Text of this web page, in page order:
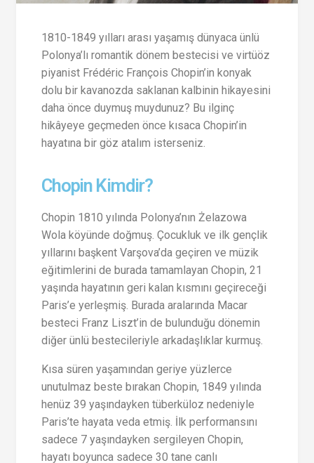
1810-1849 yılları arası yaşamış dünyaca ünlü
Polonya’lı romantik dönem bestecisi ve virtüöz
piyanist Frédéric François Chopin’in konyak
dolu bir kavanozda saklanan kalbinin hikayesini
daha önce duymuş muydunuz? Bu ilginç
hikâyeye geçmeden önce kısaca Chopin’in
hayatına bir göz atalım isterseniz.
Chopin Kimdir?
Chopin 1810 yılında Polonya’nın Żelazowa
Wola köyünde doğmuş. Çocukluk ve ilk gençlik
yıllarını başkent Varşova’da geçiren ve müzik
eğitimlerini de burada tamamlayan Chopin, 21
yaşında hayatının geri kalan kısmını geçireceği
Paris’e yerleşmiş. Burada aralarında Macar
besteci Franz Liszt’in de bulunduğu dönemin
diğer ünlü bestecileriyle arkadaşlıklar kurmuş.
Kısa süren yaşamından geriye yüzlerce
unutulmaz beste bırakan Chopin, 1849 yılında
henüz 39 yaşındayken tüberküloz nedeniyle
Paris’te hayata veda etmiş. İlk performansını
sadece 7 yaşındayken sergileyen Chopin,
hayatı boyunca sadece 30 tane canlı